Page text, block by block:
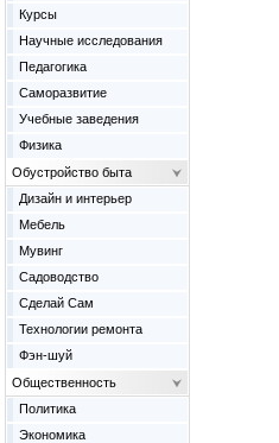
Курсы
Научные исследования
Педагогика
Саморазвитие
Учебные заведения
Физика
Обустройство быта
Дизайн и интерьер
Мебель
Мувинг
Садоводство
Сделай Сам
Технологии ремонта
Фэн-шуй
Общественность
Политика
Экономика